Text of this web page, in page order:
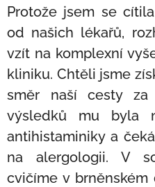
Protože jsem se
od našich lékařů,
vzít na komplexní
kliniku. Chtěli jsme
směr naší cesty za
výsledků mu byla
antihistaminiky a
na alergologii. V
cvičíme v brněnském